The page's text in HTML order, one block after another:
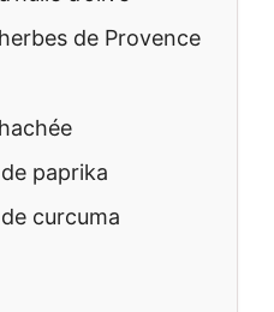
de Provence
paprika
curcuma